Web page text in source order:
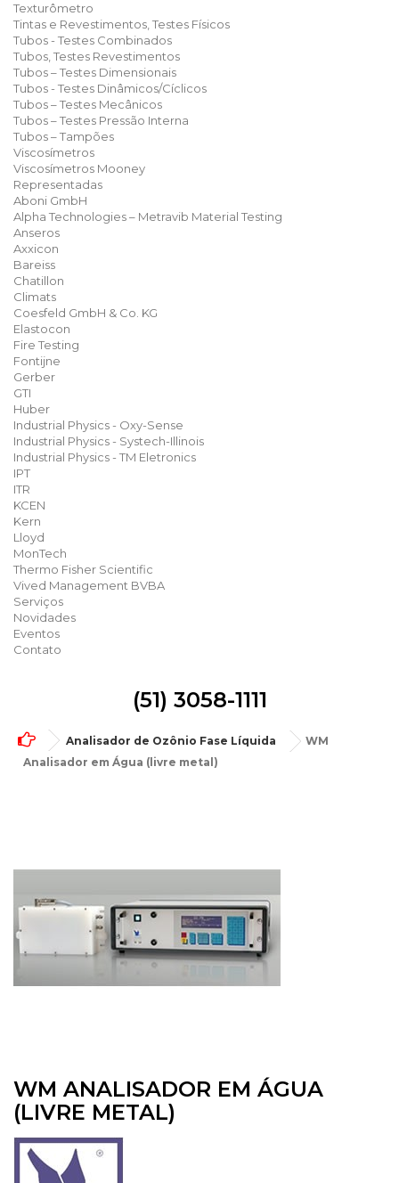
Texturômetro
Tintas e Revestimentos, Testes Físicos
Tubos - Testes Combinados
Tubos, Testes Revestimentos
Tubos – Testes Dimensionais
Tubos - Testes Dinâmicos/Cíclicos
Tubos – Testes Mecânicos
Tubos – Testes Pressão Interna
Tubos – Tampões
Viscosímetros
Viscosímetros Mooney
Representadas
Aboni GmbH
Alpha Technologies – Metravib Material Testing
Anseros
Axxicon
Bareiss
Chatillon
Climats
Coesfeld GmbH & Co. KG
Elastocon
Fire Testing
Fontijne
Gerber
GTI
Huber
Industrial Physics - Oxy-Sense
Industrial Physics - Systech-Illinois
Industrial Physics - TM Eletronics
IPT
ITR
KCEN
Kern
Lloyd
MonTech
Thermo Fisher Scientific
Vived Management BVBA
Serviços
Novidades
Eventos
Contato
(51) 3058-1111
Analisador de Ozônio Fase Líquida
WM
Analisador em Água (livre metal)
WM ANALISADOR EM ÁGUA
(LIVRE METAL)